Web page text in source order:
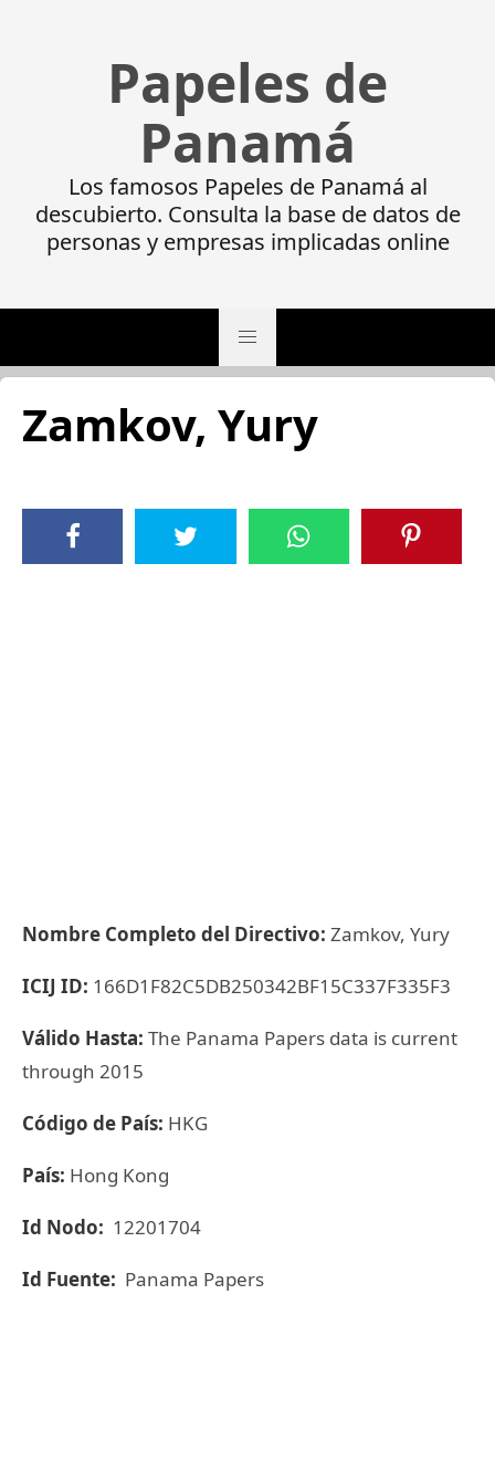
Papeles de
Panamá
Los famosos Papeles de Panamá al
descubierto. Consulta la base de datos de
personas y empresas implicadas online
Zamkov, Yury
Nombre Completo del Directivo: Zamkov, Yury
ICIJ ID: 166D1F82C5DB250342BF15C337F335F3
Válido Hasta: The Panama Papers data is current
through 2015
Código de País: HKG
País: Hong Kong
Id Nodo: 12201704
Id Fuente: Panama Papers